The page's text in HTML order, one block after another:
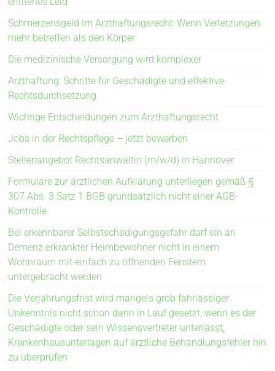
Schmerzensgeld im Arzthaftungsrecht: Wenn Verletzungen
mehr betreffen als den Körper
Die medizinische Versorgung wird komplexer
Arzthaftung: Schritte für Geschädigte und effektive
Rechtsdurchsetzung
Wichtige Entscheidungen zum Arzthaftungsrecht
Jobs in der Rechtspflege – jetzt bewerben
Stellenangebot Rechtsanwältin (m/w/d) in Hannover
Formulare zur ärztlichen Aufklärung unterliegen gemäß §
307 Abs. 3 Satz 1 BGB grundsätzlich nicht einer AGB-
Kontrolle
Bei erkennbarer Selbstschädigungsgefahr darf ein an
Demenz erkrankter Heimbewohner nicht in einem
Wohnraum mit einfach zu öffnenden Fenstern
untergebracht werden
Die Verjährungsfrist wird mangels grob fahrlässiger
Unkenntnis nicht schon dann in Lauf gesetzt, wenn es der
Geschädigte oder sein Wissensvertreter unterlässt,
Krankenhausunterlagen auf ärztliche Behandlungsfehler hin
zu überprüfen